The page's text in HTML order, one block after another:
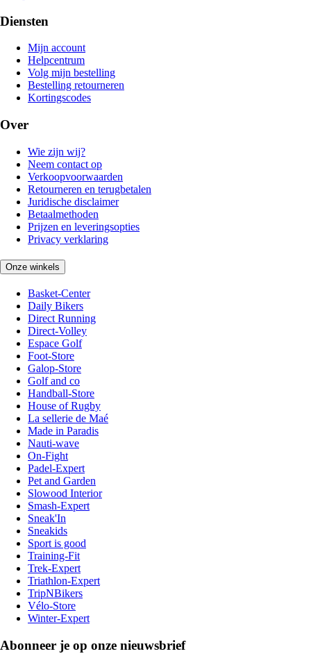
Diensten
Mijn account
Helpcentrum
Volg mijn bestelling
Bestelling retourneren
Kortingscodes
Over
Wie zijn wij?
Neem contact op
Verkoopvoorwaarden
Retourneren en terugbetalen
Juridische disclaimer
Betaalmethoden
Prijzen en leveringsopties
Privacy verklaring
Onze winkels
Basket-Center
Daily Bikers
Direct Running
Direct-Volley
Espace Golf
Foot-Store
Galop-Store
Golf and co
Handball-Store
House of Rugby
La sellerie de Maé
Made in Paradis
Nauti-wave
On-Fight
Padel-Expert
Pet and Garden
Slowood Interior
Smash-Expert
Sneak'In
Sneakids
Sport is good
Training-Fit
Trek-Expert
Triathlon-Expert
TripNBikers
Vélo-Store
Winter-Expert
Abonneer je op onze nieuwsbrief